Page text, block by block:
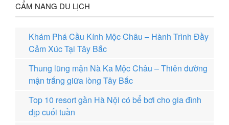
CẨM NANG DU LỊCH
Khám Phá Cầu Kính Mộc Châu – Hành Trình Đầy
Cảm Xúc Tại Tây Bắc
Thung lũng mận Nà Ka Mộc Châu – Thiên đường
mận trắng giữa lòng Tây Bắc
Top 10 resort gần Hà Nội có bể bơi cho gia đình
dịp cuối tuần